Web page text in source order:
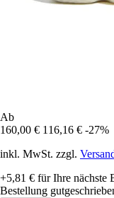
Ab
160,00 € 116,16 € -27%
inkl. MwSt. zzgl.
+5,81 € für Ihre nächste
Bestellung